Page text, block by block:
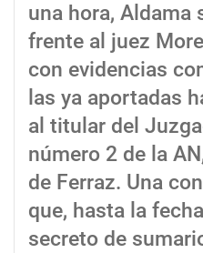
una hora, Aldama
frente al juez
con evidencias
las ya aportadas
al titular del
número 2 de la
de Ferraz. Una
que, hasta la
secreto de